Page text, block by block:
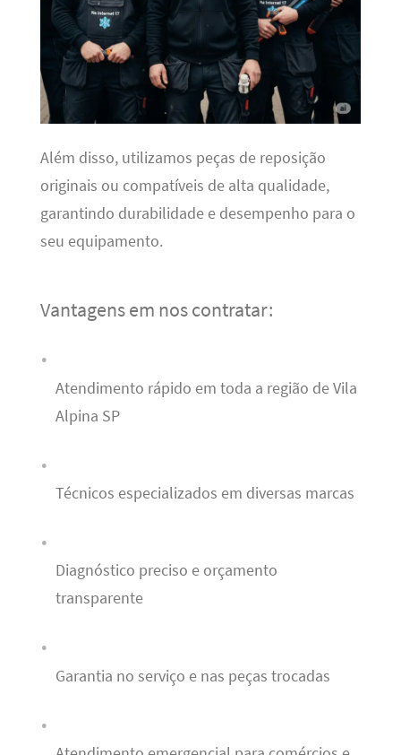
Além disso, utilizamos peças de reposição
originais ou compatíveis de alta qualidade,
garantindo durabilidade e desempenho para o
seu equipamento.
Vantagens em nos contratar:
Atendimento rápido em toda a região de Vila
Alpina SP
Técnicos especializados em diversas marcas
Diagnóstico preciso e orçamento
transparente
Garantia no serviço e nas peças trocadas